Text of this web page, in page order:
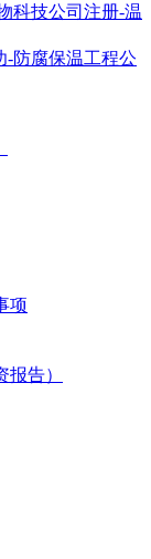
科技公司注册-温
-防腐保温工程公
项
告）